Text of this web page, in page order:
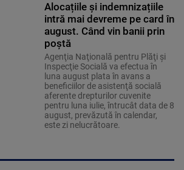
Alocațiile și indemnizațiile
intră mai devreme pe card în
august. Când vin banii prin
poștă
Agenţia Naţională pentru Plăţi şi
Inspecţie Socială va efectua în
luna august plata în avans a
beneficiilor de asistenţă socială
aferente drepturilor cuvenite
pentru luna iulie, întrucât data de 8
august, prevăzută în calendar,
este zi nelucrătoare.